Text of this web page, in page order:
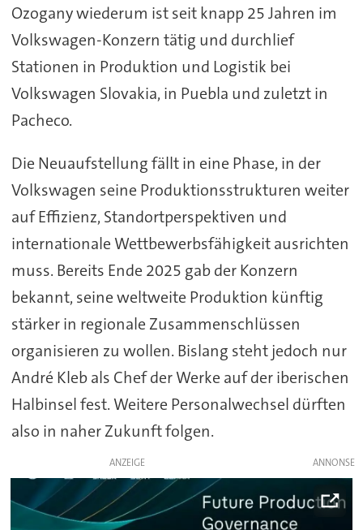
Ozogany wiederum ist seit knapp 25 Jahren im
Volkswagen-Konzern tätig und durchlief
Stationen in Produktion und Logistik bei
Volkswagen Slovakia, in Puebla und zuletzt in
Pacheco.
Die Neuaufstellung fällt in eine Phase, in der
Volkswagen seine Produktionsstrukturen weiter
auf Effizienz, Standortperspektiven und
internationale Wettbewerbsfähigkeit ausrichten
muss. Bereits Ende 2025 gab der Konzern
bekannt, seine weltweite Produktion künftig
stärker in regionale Zusammenschlüssen
organisieren zu wollen. Bislang steht jedoch nur
André Kleb als Chef der Werke auf der iberischen
Halbinsel fest. Weitere Personalwechsel dürften
also in naher Zukunft folgen.
ANZEIGE